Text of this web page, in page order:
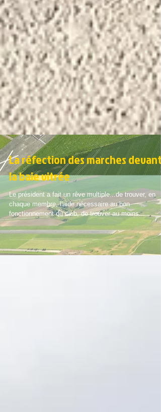
La réfection des marches devant
la baie vitrée
Le président a fait un rêve multiple...de trouver, en
chaque membre, l'aide nécessaire au bon
fonctionnement du club, de trouver au moins...